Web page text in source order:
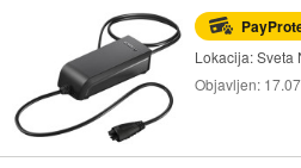
Lokacija:Sveta
Objavljen: